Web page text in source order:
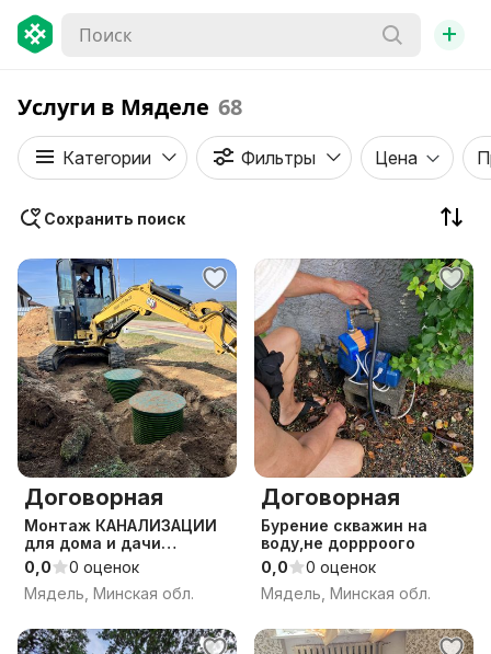
+
Услуги в Мяделе 68
Категории Фильтры Цена
Сохранить поиск
Договорная
Монтаж КАНАЛИЗАЦИИ
для дома и дачи
КАЧЕСТВЕННО септик ,
автономная система
канализации
0,0
0 оценок
Мядель, Минская обл.
Договорная
Бурение скважин на
воду,не доррроого
0,0
0 оценок
Мядель, Минская обл.